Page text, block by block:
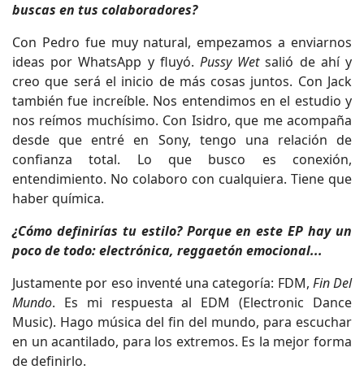
buscas en tus colaboradores?
Con Pedro fue muy natural, empezamos a enviarnos
ideas por WhatsApp y fluyó. Pussy Wetsalió de ahí y
creo que será el inicio de más cosas juntos. Con Jack
también fue increíble. Nos entendimos en el estudio y
nos reímos muchísimo. Con Isidro, que me acompaña
desde que entré en Sony, tengo una relación de
confianza total. Lo que busco es conexión,
entendimiento. No colaboro con cualquiera. Tiene que
haber química.
¿Cómo definirías tu estilo? Porque en este EP hay un
poco de todo: electrónica, reggaetón emocional...
Justamente por eso inventé una categoría: FDM, Fin Del
Mundo. Es mi respuesta al EDM (Electronic Dance
Music). Hago música del fin del mundo, para escuchar
en un acantilado, para los extremos. Es la mejor forma
de definirlo.